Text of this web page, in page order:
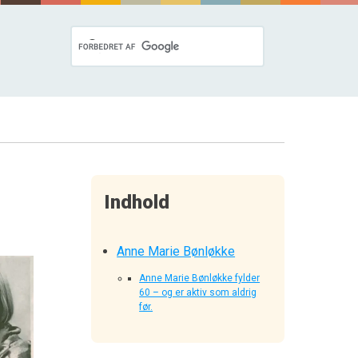
Indhold
Anne Marie Bønløkke
Anne Marie Bønløkke fylder
60 – og er aktiv som aldrig
før.